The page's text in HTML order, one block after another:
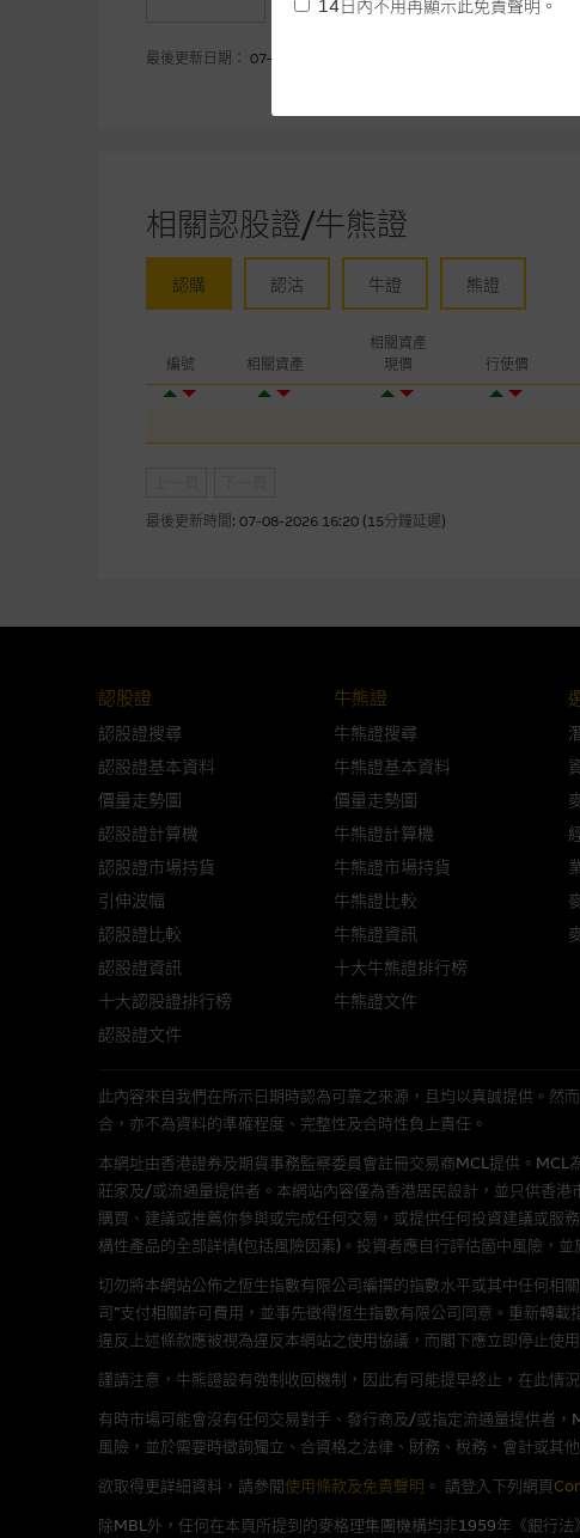
最後更新日期： 07-08-2026
相關認股證/牛熊證
認購 認沽 牛證 熊證
編號 相關資產
相關資產
現價
行使價
最後更新時間: 07-08-2026 16:20 (15分鐘延遲)
網站內容來自我們在所示日期時認為
未必完整或準確。麥格理集團不會，
的，因此並不保證該類報價單、公開資
績並不保證將來表現。網站內容來自
而成，但不包括麥格理集團職員所知的
連結的第三者網站，在任何用途方面
本使用條款的所有方面均受香港法例管
性產品的詳情及自行評估箇中風險。
網站連結
本網站或載有連接非由麥格理集團管
站的內容及所介紹的產品或服務，均
議閣下自行向本網站述及或連接的第
本網站雖連接第三者管理的網站，但
出的使用條款約束。
不作任何聲明，也不提供任何保證，
病毒或任何其他後果所導致的任何損
基本上市文件及補充上市文件
就有關MBL每次發行之認股證及/或牛
補充上市文件內。該等文件之英文版及
版權及商標
編、上載、連結、組幀、廣播、發放
14日內不用再顯示此免責聲明。
認股證
認股證搜尋
認股證基本資料
價量走勢圖
認股證計算機
認股證市場持貨
引伸波幅
認股證比較
認股證資訊
十大認股證排行榜
認股證文件
牛熊證
牛熊證搜尋
牛熊證基本資料
價量走勢圖
牛熊證計算機
牛熊證市場持貨
牛熊證比較
牛熊證資訊
十大牛熊證排行榜
牛熊證文件
此內容來自我們在所示日期時認為可靠之來源，且均以真誠提供。
合，亦不為資料的準確程度、完整性及合時性負上責任。
本網址由香港證券及期貨事務監察委員會註冊交易商MCL提供。
莊家及/或流通量提供者。本網站內容僅為香港居民設計，並只供香
購買、建議或推薦你參與或完成任何交易，或提供任何投資建議或服
構性產品的全部詳情(包括風險因素)。投資者應自行評估箇中風險，並
切勿將本網站公佈之恆生指數有限公司編撰的指數水平或其中任何相
司”支付相關許可費用，並事先徵得恆生指數有限公司同意。重新轉
違反上述條款應被視為違反本網站之使用協議，而閣下應立即停止使
謹請注意，牛熊證設有強制收回機制，因此有可能提早終止，在此情
有時市場可能會沒有任何交易對手、發行商及/或指定流通量提供者
風險，並於需要時徵詢獨立、合資格之法律、財務、稅務、會計或其
欲取得更詳細資料，請參閱使用條款及免責聲明 。 請登入下列網頁
除MBL外，任何在本頁所提到的麥格理集團機構均非1959年《銀行